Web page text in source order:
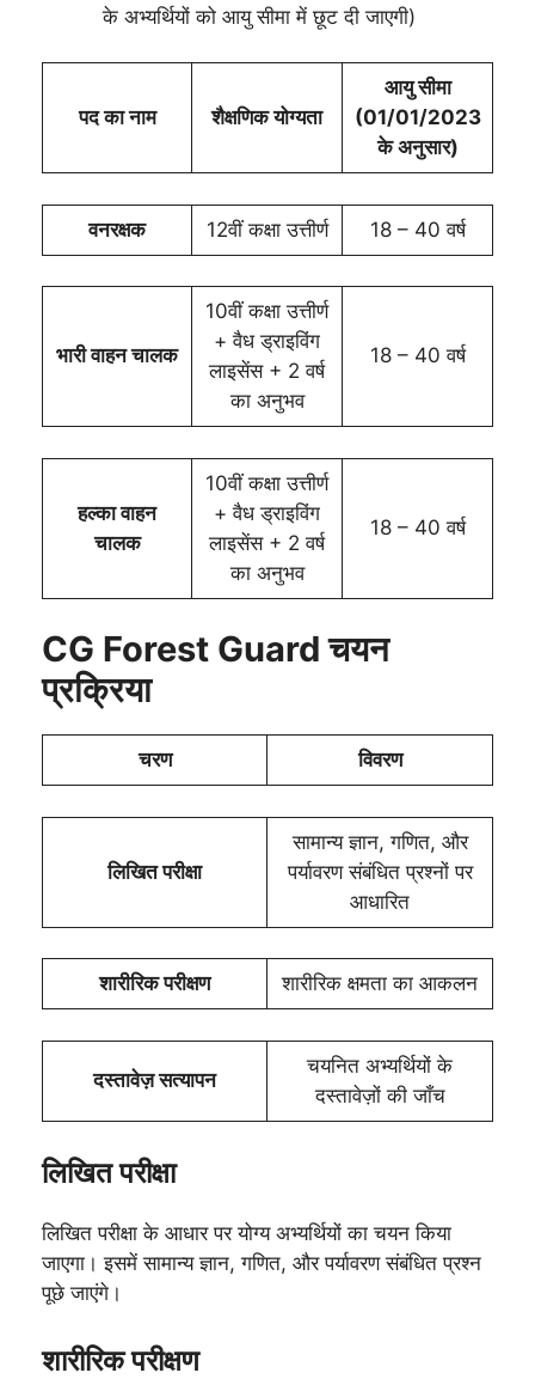
के अभ्यर्थियों को आयु सीमा में छूट दी जाएगी)
पद का नाम शैक्षणिक योग्यता
आयु सीमा
(01/01/2023
के अनुसार)
वनरक्षक 12वीं कक्षा उत्तीर्ण 18 – 40 वर्ष
भारी वाहन चालक
10वीं कक्षा उत्तीर्ण
+ वैध ड्राइविंग
लाइसेंस + 2 वर्ष
का अनुभव
18 – 40 वर्ष
हल्का वाहन
चालक
10वीं कक्षा उत्तीर्ण
+ वैध ड्राइविंग
लाइसेंस + 2 वर्ष
का अनुभव
18 – 40 वर्ष
CG Forest Guardचयन
प्रक्रिया
चरण विवरण
लिखित परीक्षा
सामान्य ज्ञान, गणित, और
पर्यावरण संबंधित प्रश्नों पर
आधारित
शारीरिक परीक्षण शारीरिक क्षमता का आकलन
दस्तावेज़ सत्यापन
चयनित अभ्यर्थियों के
दस्तावेज़ों की जाँच
लिखित परीक्षा
लिखित परीक्षा के आधार पर योग्य अभ्यर्थियों का चयन किया
जाएगा। इसमें सामान्य ज्ञान, गणित, और पर्यावरण संबंधित प्रश्न
पूछे जाएंगे।
शारीरिक परीक्षण